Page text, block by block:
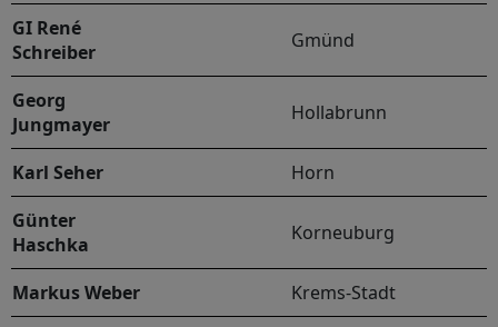
GI René
Schreiber
Gmünd
Georg
Jungmayer
Hollabrunn
Karl Seher
Horn
Günter
Haschka
Korneuburg
Markus Weber
Krems-Stadt